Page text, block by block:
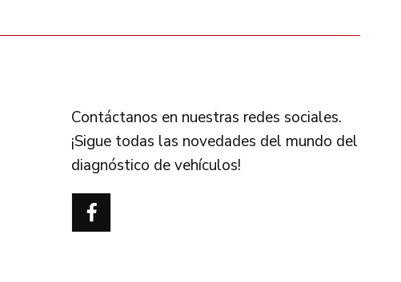
Contáctanos en nuestras redes sociales.
¡Sigue todas las novedades del mundo del
diagnóstico de vehículos!